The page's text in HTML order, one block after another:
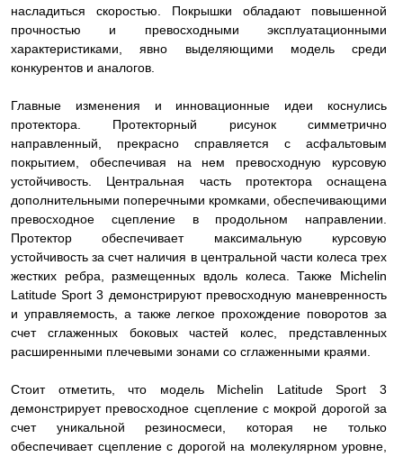
насладиться скоростью. Покрышки обладают повышенной
прочностью и превосходными эксплуатационными
характеристиками, явно выделяющими модель среди
конкурентов и аналогов.
Главные изменения и инновационные идеи коснулись
протектора. Протекторный рисунок симметрично
направленный, прекрасно справляется с асфальтовым
покрытием, обеспечивая на нем превосходную курсовую
устойчивость. Центральная часть протектора оснащена
дополнительными поперечными кромками, обеспечивающими
превосходное сцепление в продольном направлении.
Протектор обеспечивает максимальную курсовую
устойчивость за счет наличия в центральной части колеса трех
жестких ребра, размещенных вдоль колеса. Также Michelin
Latitude Sport 3 демонстрируют превосходную маневренность
и управляемость, а также легкое прохождение поворотов за
счет сглаженных боковых частей колес, представленных
расширенными плечевыми зонами со сглаженными краями.
Стоит отметить, что модель Michelin Latitude Sport 3
демонстрирует превосходное сцепление с мокрой дорогой за
счет уникальной резиносмеси, которая не только
обеспечивает сцепление с дорогой на молекулярном уровне,